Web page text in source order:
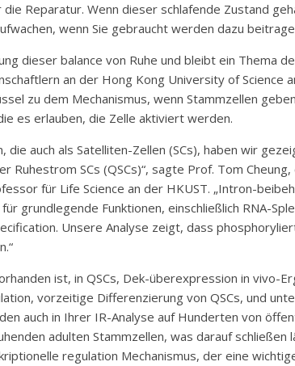
Reparatur. Wenn dieser schlafende Zustand
wenn Sie gebraucht werden dazu
dieser balance von Ruhe und bleibt ein Thema
an der Hong Kong University of Science
zu dem Mechanismus, wenn Stammzellen
es erlauben, die Zelle aktiviert werden.
die auch als Satelliten-Zellen (SCs), haben wir
Ruhestrom SCs (QSCs)“, sagte Prof. Tom
für Life Science an der HKUST. „Intron-
grundlegende Funktionen, einschließlich RNA-
Unsere Analyse zeigt, dass
ist, in QSCs, Dek-überexpression in vivo-
vorzeitige Differenzierung von QSCs, und
auch in Ihrer IR-Analyse auf Hunderten von
adulten Stammzellen, was darauf schließen
regulation Mechanismus, der eine